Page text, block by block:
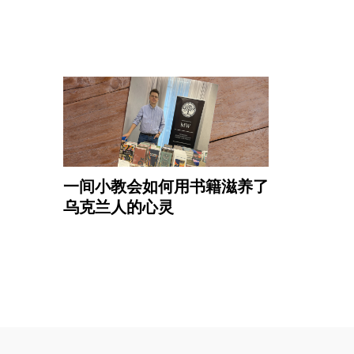
一间小教会如何用书籍滋养了
乌克兰人的心灵